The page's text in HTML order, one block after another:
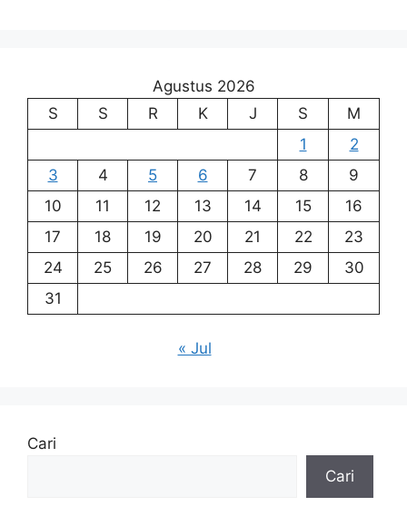
Agustus 2026
S
S R K J S
M
1
2
3
4 5 6 7 8
9
10
11 12 13 14 15
16
17
18 19 20 21 22
23
24
25 26 27 28 29
30
31
« Jul
Cari
Cari